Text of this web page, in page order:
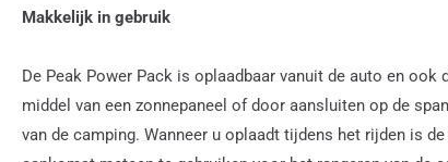
Makkelijk in gebruik
De Peak Power Pack is oplaadbaar vanuit de auto en ook
middel van een zonnepaneel of door aansluiten op de
van de camping. Wanneer u oplaadt tijdens het rijden is